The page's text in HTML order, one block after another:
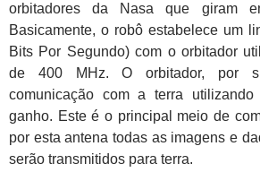
orbitadores da Nasa que giram
Basicamente, o robô estabelece um
Bits Por Segundo) com o orbitador
de 400 MHz. O orbitador, por
comunicação com a terra
ganho. Este é o principal meio de
por esta antena todas as imagens e
serão transmitidos para terra.